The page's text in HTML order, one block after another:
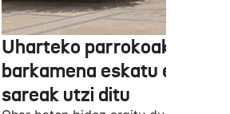
Uharteko parrokoak
barkamena eskatu eta
sareak utzi ditu